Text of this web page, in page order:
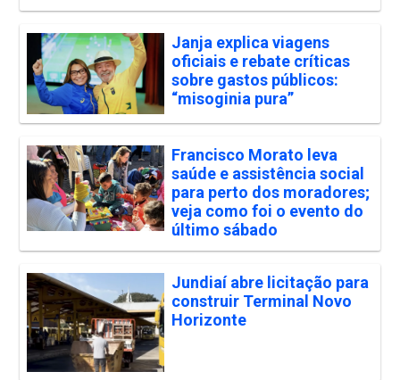
Janja explica viagens
oficiais e rebate críticas
sobre gastos públicos:
“misoginia pura”
Francisco Morato leva
saúde e assistência social
para perto dos moradores;
veja como foi o evento do
último sábado
Jundiaí abre licitação para
construir Terminal Novo
Horizonte